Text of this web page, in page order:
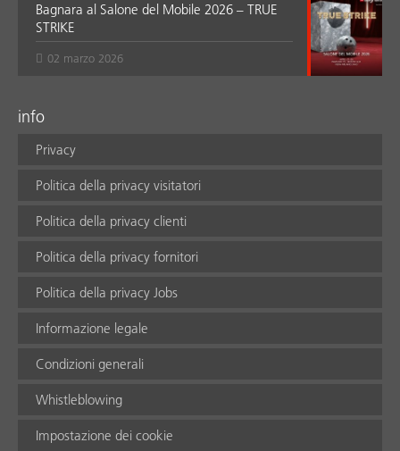
Bagnara al Salone del Mobile 2026 – TRUE
STRIKE
02 marzo 2026
info
Privacy
Politica della privacy visitatori
Politica della privacy clienti
Politica della privacy fornitori
Politica della privacy Jobs
Informazione legale
Condizioni generali
Whistleblowing
Impostazione dei cookie